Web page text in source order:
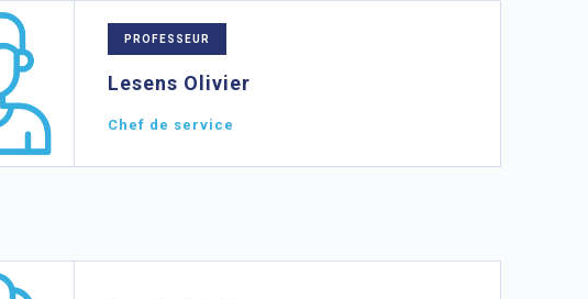
PROFESSEUR
Lesens Olivier
Chef de service